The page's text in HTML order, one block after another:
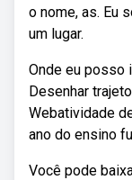
o nome, as. Eu
um lugar.
Onde eu posso
Desenhar
Webatividade
ano do ensino
Você pode